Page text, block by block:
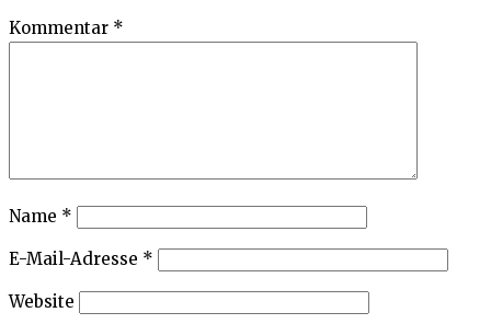
Kommentar *
Name *
E-Mail-Adresse *
Website